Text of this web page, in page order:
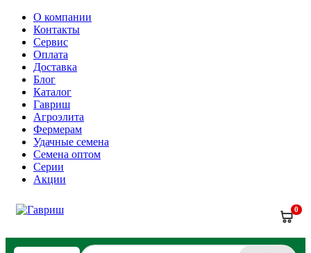
О компании
Контакты
Сервис
Оплата
Доставка
Блог
Каталог
Гавриш
Агроэлита
Фермерам
Удачные семена
Семена оптом
Серии
Акции
0